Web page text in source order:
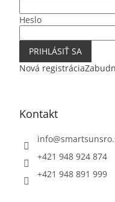
Heslo
PRIHLÁSIŤ SA
Nová registrácia
Kontakt
info@
+421 948 924 874
+421 948 891 999